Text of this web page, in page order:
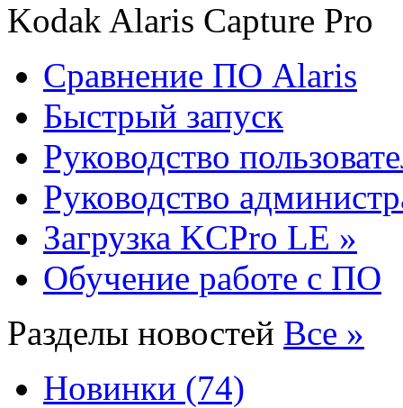
Kodak Alaris Capture Pro
Сравнение ПО Alaris
Быстрый запуск
Руководство
Руководство
Загрузка KCPro LE »
Обучение работе с ПО
Разделы новостей Все »
Новинки (74)